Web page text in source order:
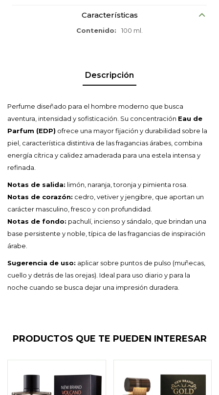
Características
Contenido 100 ml.
Descripción
Perfume diseñado para el hombre moderno que busca
aventura, intensidad y sofisticación. Su concentración Eau de
Parfum (EDP) ofrece una mayor fijación y durabilidad sobre la
piel, característica distintiva de las fragancias árabes, combina
energía cítrica y calidez amaderada para una estela intensa y
refinada.
Notas de salida: limón, naranja, toronja y pimienta rosa.
Notas de corazón: cedro, vetiver y jengibre, que aportan un
carácter masculino, fresco y con profundidad.
Notas de fondo: pachulí, incienso y sándalo, que brindan una
base persistente y noble, típica de las fragancias de inspiración
árabe.
Sugerencia de uso: aplicar sobre puntos de pulso (muñecas,
cuello y detrás de las orejas). Ideal para uso diario y para la
noche cuando se busca dejar una impresión duradera.
PRODUCTOS QUE TE PUEDEN INTERESAR